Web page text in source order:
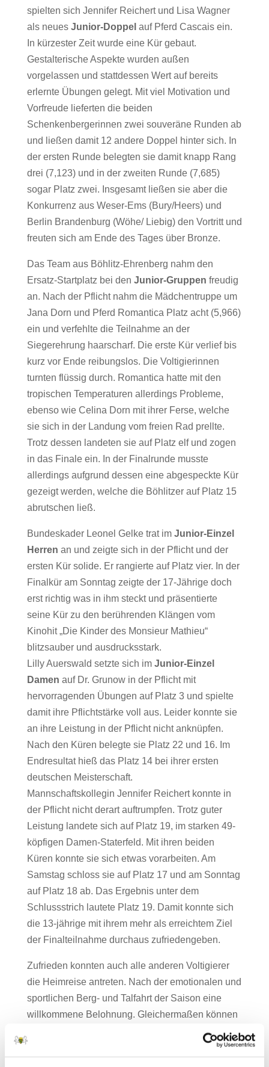
spielten sich Jennifer Reichert und Lisa Wagner
als neues Junior-Doppel auf Pferd Cascais ein.
In kürzester Zeit wurde eine Kür gebaut.
Gestalterische Aspekte wurden außen
vorgelassen und stattdessen Wert auf bereits
erlernte Übungen gelegt. Mit viel Motivation und
Vorfreude lieferten die beiden
Schenkenbergerinnen zwei souveräne Runden ab
und ließen damit 12 andere Doppel hinter sich. In
der ersten Runde belegten sie damit knapp Rang
drei (7,123) und in der zweiten Runde (7,685)
sogar Platz zwei. Insgesamt ließen sie aber die
Konkurrenz aus Weser-Ems (Bury/Heers) und
Berlin Brandenburg (Wöhe/ Liebig) den Vortritt und
freuten sich am Ende des Tages über Bronze.
Das Team aus Böhlitz-Ehrenberg nahm den
Ersatz-Startplatz bei den Junior-Gruppen freudig
an. Nach der Pflicht nahm die Mädchentruppe um
Jana Dorn und Pferd Romantica Platz acht (5,966)
ein und verfehlte die Teilnahme an der
Siegerehrung haarscharf. Die erste Kür verlief bis
kurz vor Ende reibungslos. Die Voltigierinnen
turnten flüssig durch. Romantica hatte mit den
tropischen Temperaturen allerdings Probleme,
ebenso wie Celina Dorn mit ihrer Ferse, welche
sie sich in der Landung vom freien Rad prellte.
Trotz dessen landeten sie auf Platz elf und zogen
in das Finale ein. In der Finalrunde musste
allerdings aufgrund dessen eine abgespeckte Kür
gezeigt werden, welche die Böhlitzer auf Platz 15
abrutschen ließ.
Bundeskader Leonel Gelke trat im Junior-Einzel
Herren an und zeigte sich in der Pflicht und der
ersten Kür solide. Er rangierte auf Platz vier. In der
Finalkür am Sonntag zeigte der 17-Jährige doch
erst richtig was in ihm steckt und präsentierte
seine Kür zu den berührenden Klängen vom
Kinohit „Die Kinder des Monsieur Mathieu“
blitzsauber und ausdrucksstark.
Lilly Auerswald setzte sich im Junior-Einzel
Damen auf Dr. Grunow in der Pflicht mit
hervorragenden Übungen auf Platz 3 und spielte
damit ihre Pflichtstärke voll aus. Leider konnte sie
an ihre Leistung in der Pflicht nicht anknüpfen.
Nach den Küren belegte sie Platz 22 und 16. Im
Endresultat hieß das Platz 14 bei ihrer ersten
deutschen Meisterschaft.
Mannschaftskollegin Jennifer Reichert konnte in
der Pflicht nicht derart auftrumpfen. Trotz guter
Leistung landete sich auf Platz 19, im starken 49-
köpfigen Damen-Staterfeld. Mit ihren beiden
Küren konnte sie sich etwas vorarbeiten. Am
Samstag schloss sie auf Platz 17 und am Sonntag
auf Platz 18 ab. Das Ergebnis unter dem
Schlussstrich lautete Platz 19. Damit konnte sich
die 13-jährige mit ihrem mehr als erreichtem Ziel
der Finalteilnahme durchaus zufriedengeben.
Zufrieden konnten auch alle anderen Voltigierer
die Heimreise antreten. Nach der emotionalen und
sportlichen Berg- und Talfahrt der Saison eine
willkommene Belohnung. Gleichermaßen können
kommenden Turniere in Verden (DM) und Krumke